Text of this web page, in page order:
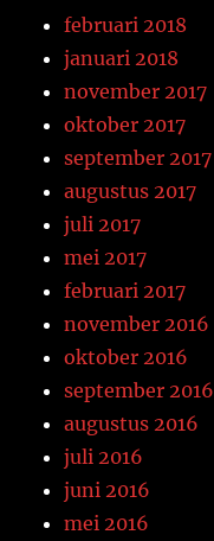
februari 2018
januari 2018
november 2017
oktober 2017
september 2017
augustus 2017
juli 2017
mei 2017
februari 2017
november 2016
oktober 2016
september 2016
augustus 2016
juli 2016
juni 2016
mei 2016